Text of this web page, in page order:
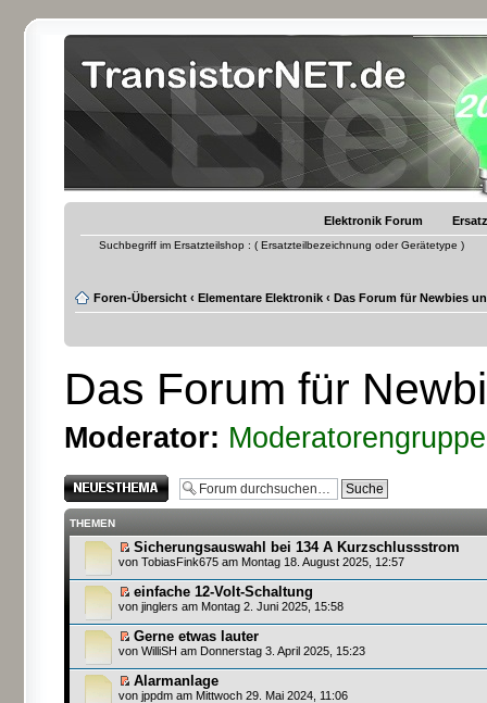
Elektronik Forum
Suchbegriff im Ersatzteilshop : ( Ersatzteilbezeichnung oder Gerätetype )
Foren-Übersicht ‹ Elementare Elektronik ‹ Das Forum für Newbies
Das Forum für
Moderator: Moderatorengruppe
Neues Thema
erstellen
THEMEN
Sicherungsauswahl bei 134 A Kurzschlussstrom
von TobiasFink675 am Montag 18. August 2025, 12:57
einfache 12-Volt-Schaltung
von jinglers am Montag 2. Juni 2025, 15:58
Gerne etwas lauter
von WilliSH am Donnerstag 3. April 2025, 15:23
Alarmanlage
von jppdm am Mittwoch 29. Mai 2024, 11:06